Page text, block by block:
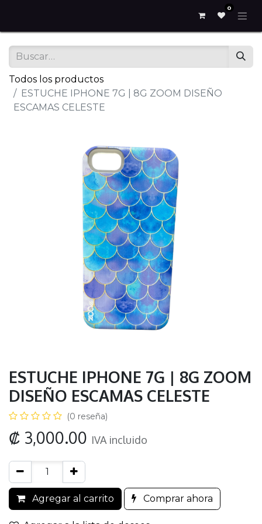
0
Todos los productos
ESTUCHE IPHONE 7G | 8G ZOOM DISEÑO
ESCAMAS CELESTE
ESTUCHE IPHONE 7G | 8G ZOOM
DISEÑO ESCAMAS CELESTE
(0 reseña)
₡ 3,000.00 IVA incluido
Agregar al carrito Comprar ahora